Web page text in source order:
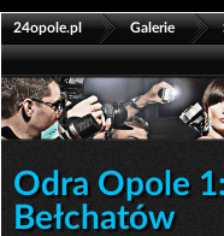
24opole.pl Galerie
Odra Opole
Bełchatów